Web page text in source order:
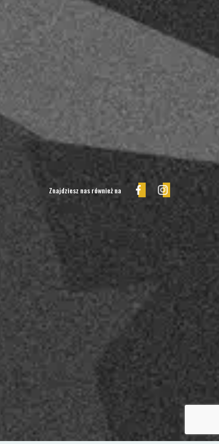
Znajdziesz nas również na